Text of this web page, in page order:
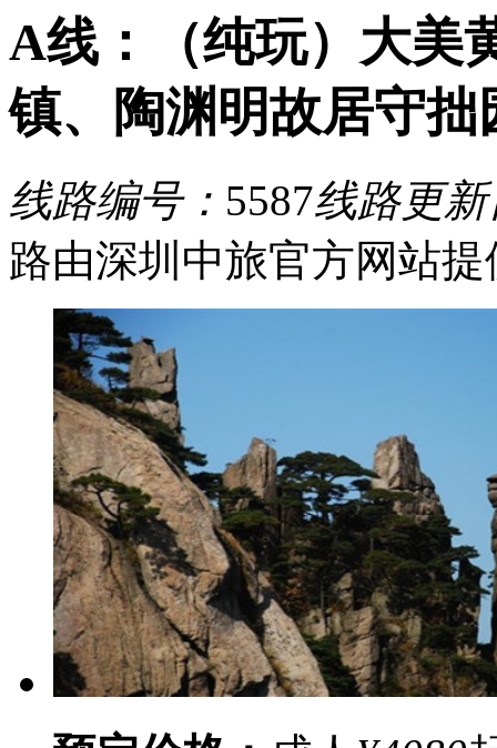
A线：（纯玩）大美
镇、陶渊明故居守拙
线路编号： 5587线路更
路由深圳中旅官方网站提